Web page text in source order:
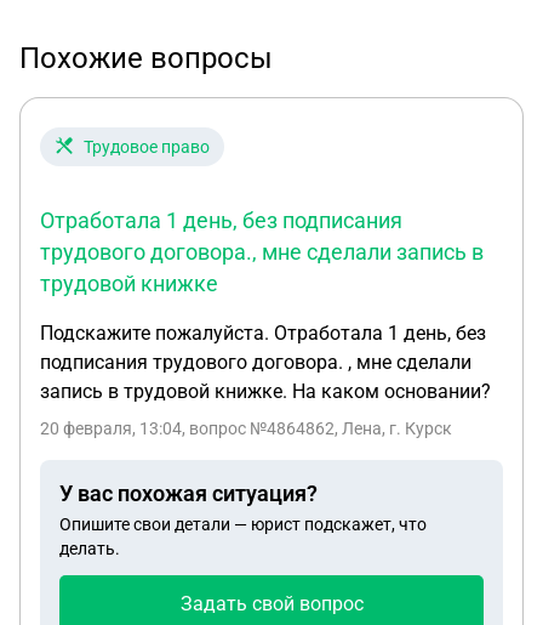
Похожие вопросы
Трудовое право
Отработала 1 день, без подписания
трудового договора., мне сделали запись в
трудовой книжке
Подскажите пожалуйста. Отработала 1 день, без
подписания трудового договора. , мне сделали
запись в трудовой книжке. На каком основании?
20 февраля, 13:04, вопрос №4864862, Лена, г. Курск
У вас похожая ситуация?
Опишите свои детали — юрист подскажет, что
делать.
Задать свой вопрос